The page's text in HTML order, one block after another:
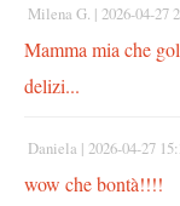
Milena G. | 2026-04-27
Mamma mia che
delizi...
Daniela | 2026-04-27
wow che bontà!!!!